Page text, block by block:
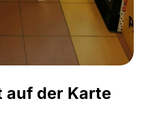
auf der Karte